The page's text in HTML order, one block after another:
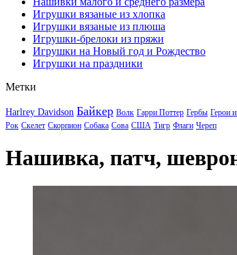
Игрушки вязаные из хлопка
Игрушки вязаные из плюша
Игрушки-брелоки из пряжи
Игрушки на Новый год и Рождество
Игрушки на праздники
Метки
Harlrey Davidson Байкер Волк Гарри Поттер Гербы Герои
Рок Скелет Скорпион Собака Сова США Тигр Флаги Череп
Нашивка, патч,